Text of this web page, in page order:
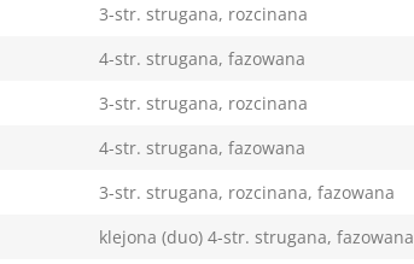
3-str. strugana, rozcinana
4-str. strugana, fazowana
3-str. strugana, rozcinana
4-str. strugana, fazowana
3-str. strugana, rozcinana, fazowana
klejona (duo) 4-str. strugana, fazowana